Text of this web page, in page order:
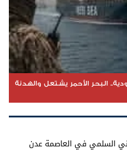
البحر الأحمر يشتعل والهدنة
السلمي في العاصمة عدن